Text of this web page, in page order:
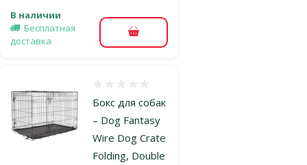
В наличии
Бесплатная
доставка
В корзину
Бокс для собак
– Dog Fantasy
Wire Dog Crate
Folding, Double